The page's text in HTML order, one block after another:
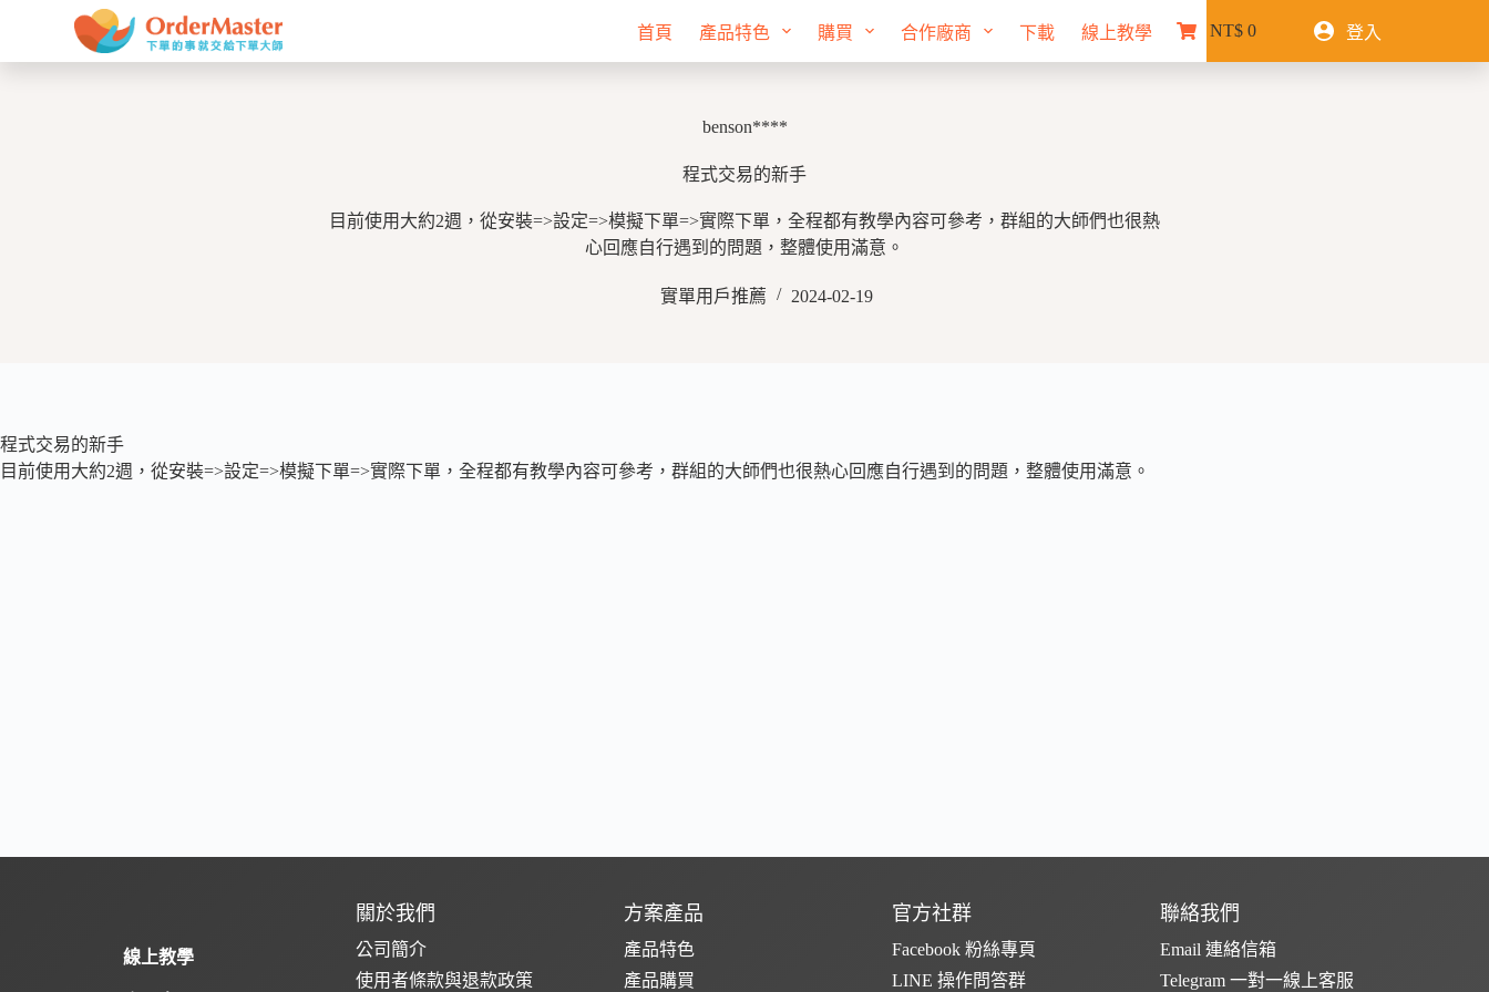
首頁 產品特色 購買 合作廠商 下載 線上教學
購
NT$0 登入
benson****
程式交易的新手
目前使用大約2週，從安裝=>設定=>模擬下單=>實際下單，全程都有教學內容可參考，群組的大師們也很熱
心回應自行遇到的問題，整體使用滿意。
實單用戶推薦 2024-02-19
程式交易的新手
目前使用大約2週，從安裝=>設定=>模擬下單=>實際下單，全程都有教學內容可參考，群組的大師們也很熱心回應自行遇到的問題，整體使用滿意。
線上教學
關於我們
公司簡介
使用者條款與退款政策
方案產品
產品特色
產品購買
官方社群
Facebook 粉絲專頁
LINE 操作問答群
聯絡我們
Email 連絡信箱
Telegram 一對一線上客服